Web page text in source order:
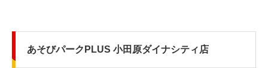
あそびパークPLUS 小田原ダイナシティ店